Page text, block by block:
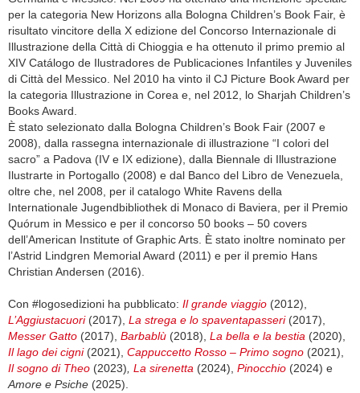
per la categoria New Horizons alla Bologna Children’s Book Fair, è
risultato vincitore della X edizione del Concorso Internazionale di
Illustrazione della Città di Chioggia e ha ottenuto il primo premio al
XIV Catálogo de Ilustradores de Publicaciones Infantiles y Juveniles
di Città del Messico. Nel 2010 ha vinto il CJ Picture Book Award per
la categoria Illustrazione in Corea e, nel 2012, lo Sharjah Children’s
Books Award.
È stato selezionato dalla Bologna Children’s Book Fair (2007 e
2008), dalla rassegna internazionale di illustrazione “I colori del
sacro” a Padova (IV e IX edizione), dalla Biennale di Illustrazione
Ilustrarte in Portogallo (2008) e dal Banco del Libro de Venezuela,
oltre che, nel 2008, per il catalogo White Ravens della
Internationale Jugendbibliothek di Monaco di Baviera, per il Premio
Quórum in Messico e per il concorso 50 books – 50 covers
dell’American Institute of Graphic Arts. È stato inoltre nominato per
l’Astrid Lindgren Memorial Award (2011) e per il premio Hans
Christian Andersen (2016).
Con #logosedizioni ha pubblicato: Il grande viaggio (2012),
L’Aggiustacuori(2017), La strega e lo spaventapasseri(2017),
Messer Gatto (2017), Barbablù (2018), La bella e la bestia (2020),
Il lago dei cigni (2021), Cappuccetto Rosso – Primo sogno (2021),
Il sogno di Theo (2023), La sirenetta (2024), Pinocchio (2024) e
Amore e Psiche (2025).